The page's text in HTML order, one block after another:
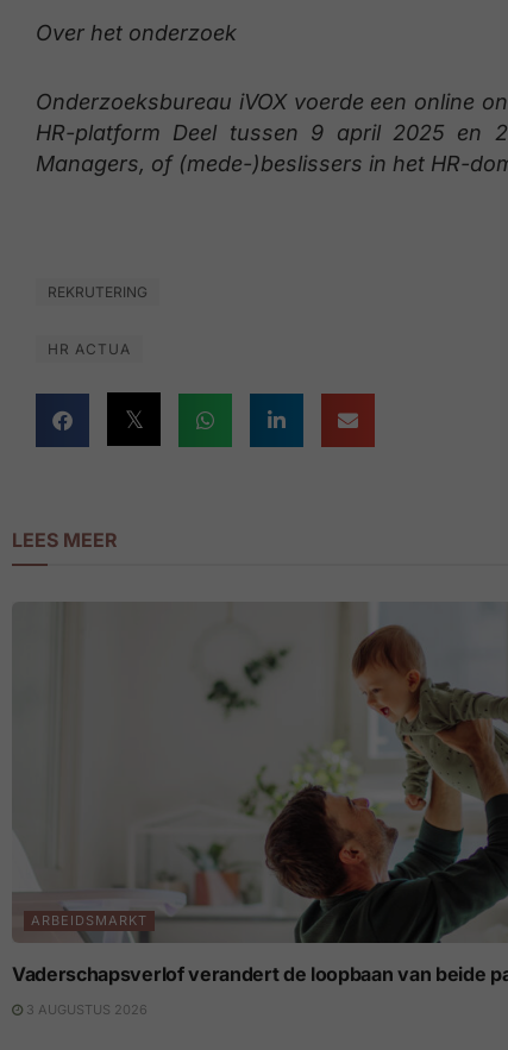
Over het onderzoek
Onderzoeksbureau iVOX voerde een online
HR-platform Deel tussen 9 april 2025 en
Managers, of (mede-)beslissers in het HR-
REKRUTERING
HR ACTUA
LEES MEER
ARBEIDSMARKT
Vaderschapsverlof verandert de loopbaan van beide
3 AUGUSTUS 2026